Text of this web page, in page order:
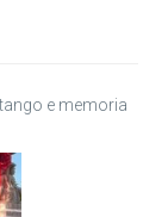
e memoria